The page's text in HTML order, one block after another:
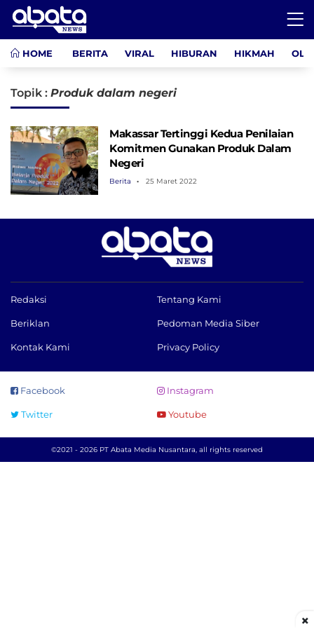
HOME BERITA VIRAL HIBURAN HIKMAH
Topik : Produk dalam negeri
Makassar Tertinggi Kedua Penilaian
Komitmen Gunakan Produk Dalam
Negeri
Berita 25 Maret 2022
Redaksi Tentang Kami
Beriklan Pedoman Media Siber
Kontak Kami Privacy Policy
Facebook Instagram
Twitter Youtube
©2021 - 2026 PT Abata Media Nusantara, all rights reserved
×